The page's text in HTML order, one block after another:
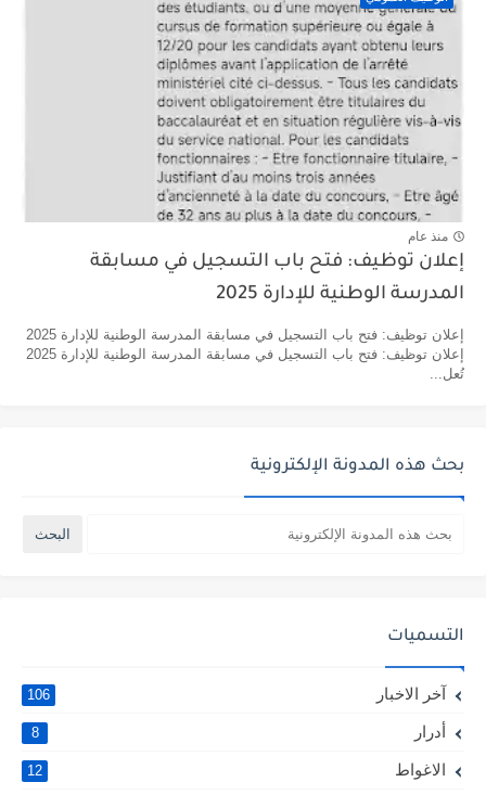
منذ عام
إعلان توظيف: فتح باب التسجيل في مسابقة
المدرسة الوطنية للإدارة 2025
إعلان توظيف: فتح باب التسجيل في مسابقة المدرسة الوطنية للإدارة 2025
إعلان توظيف: فتح باب التسجيل في مسابقة المدرسة الوطنية للإدارة 2025
تُعل...
بحث هذه المدونة الإلكترونية
التسميات
آخر الاخبار 106
أدرار 8
الاغواط 12